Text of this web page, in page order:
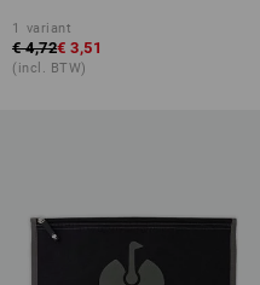
1 variant
€ 4,72€ 3,51
(incl. BTW)